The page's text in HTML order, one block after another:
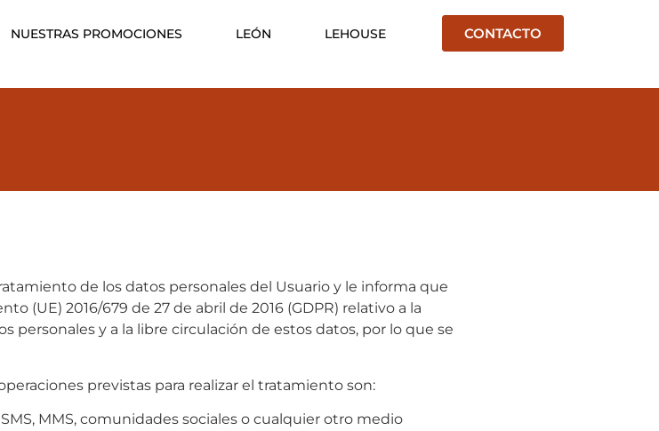
NUESTRAS PROMOCIONES LEÓN LEHOUSE CONTACTO
de los datos personales del Usuario y le informa que
(UE) 2016/679 de 27 de abril de 2016 (GDPR) relativo a la
personales y a la libre circulación de estos datos, por lo que se
previstas para realizar el tratamiento son:
MMS, comunidades sociales o cualquier otro medio